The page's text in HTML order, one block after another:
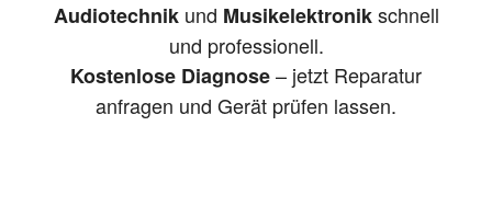
Audiotechnikund Musikelektronikschnell
und professionell.
Kostenlose Diagnose– jetzt Reparatur
anfragen und Gerät prüfen lassen.